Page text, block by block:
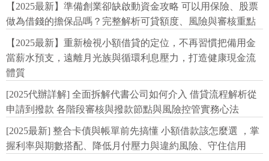
【2025最新】準備創業卻缺啟動資金攻略 可以用保險、股票
做為借錢的擔保品嗎？完整解析可貸額度、風險與審核重點
【2025最新】重新檢視小額借貸的定位，不再習慣把備用金
當薪水預支，遠離月光族與循環利息壓力，打造健康現金流
體質
[2025代辦詳解] 全面拆解代書公司如何介入 借貸流程解析從
申請到撥款 各階段審核與撥款節點與風險控管實務心法
[2025最新] 整合卡債與帳單前先搞懂 小額借款該怎麼選 ，掌
握利率與期數搭配、降低月付壓力與違約風險、守住信用